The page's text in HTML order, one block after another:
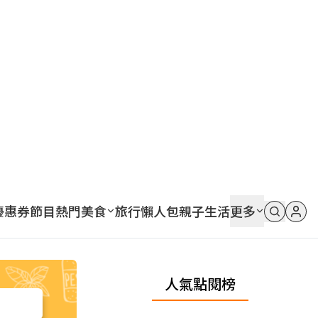
惠券節目熱門美食 旅行懶人包親子生活更多
人氣點閱榜